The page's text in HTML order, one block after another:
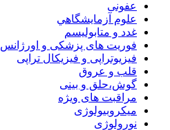
عفونی
علوم آزمايشگاهي
غدد و متابولیسم
فوریت های پزشکی و اورژانس
فیزیوتراپی و فیزیکال تراپی
قلب و عروق
گوش،حلق و بینی
مراقبت های ویژه
میکروبیولوژی
نورولوژی